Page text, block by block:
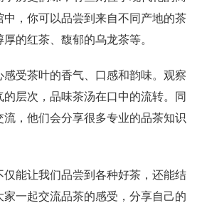
中，你可以品尝到来自不同产地的茶
的红茶、馥郁的乌龙茶等。
受茶叶的香气、口感和韵味。观察
层次，品味茶汤在口中的流转。同
，他们会分享很多专业的品茶知识
能让我们品尝到各种好茶，还能结
一起交流品茶的感受，分享自己的